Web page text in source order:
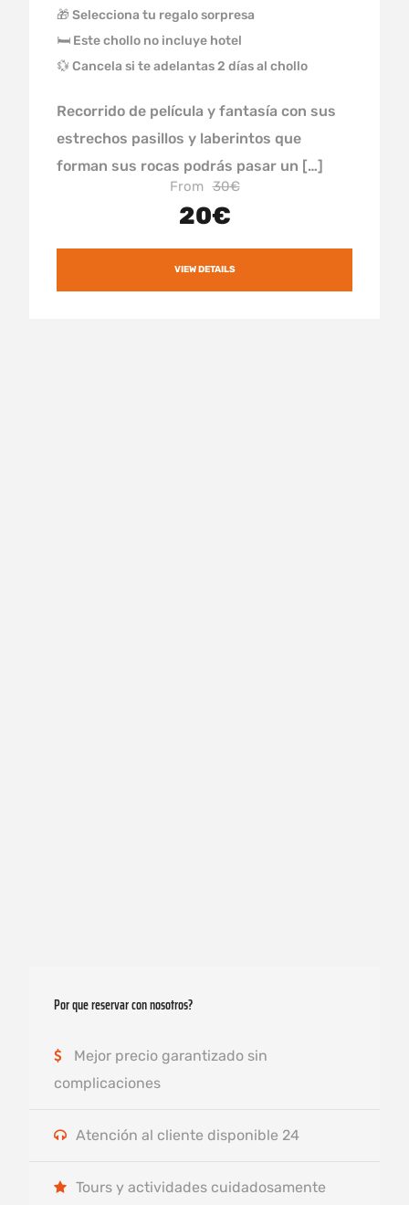
🎁 Selecciona tu regalo sorpresa
🛏 Este chollo no incluye hotel
💱 Cancela si te adelantas 2 días al chollo
Recorrido de película y fantasía con sus
estrechos pasillos y laberintos que
forman sus rocas podrás pasar un […]
From 30€
20€
VIEW DETAILS
Por que reservar con nosotros?
Mejor precio garantizado sin
complicaciones
Atención al cliente disponible 24
Tours y actividades cuidadosamente